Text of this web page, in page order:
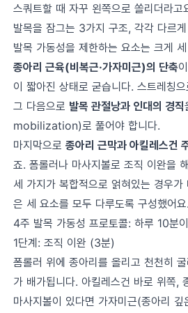
스쿼트할 때 자꾸 왼쪽으로 쏠리더라고
발목을 잠그는 3가지 구조, 각각 다르
발목 가동성을 제한하는 요소는 크게
종아리 근육(비복근·가자미근)의 단축
이 짧아진 상태로 굳습니다. 스트레칭
그 다음으로 발목 관절낭과 인대의 경직
mobilization)로 풀어야 합니다.
마지막으로 종아리 근막과 아킬레스건
죠. 폼롤러나 마사지볼로 조직 이완을
세 가지가 복합적으로 얽혀있는 경우
은 세 요소를 모두 다루도록 구성했어요.
4주 발목 가동성 프로토콜: 하루 10분
1단계: 조직 이완 (3분)
폼롤러 위에 종아리를 올리고 천천히
가 배가됩니다. 아킬레스건 바로 위쪽
마사지볼이 있다면 가자미근(종아리